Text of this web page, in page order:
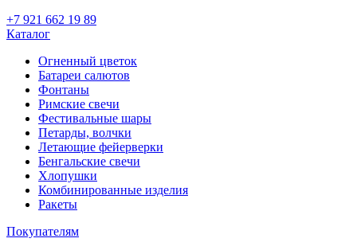
+7 921 662 19 89
Каталог
Огненный цветок
Батареи салютов
Фонтаны
Римские свечи
Фестивальные шары
Петарды, волчки
Летающие фейерверки
Бенгальские свечи
Хлопушки
Комбинированные изделия
Ракеты
Покупателям